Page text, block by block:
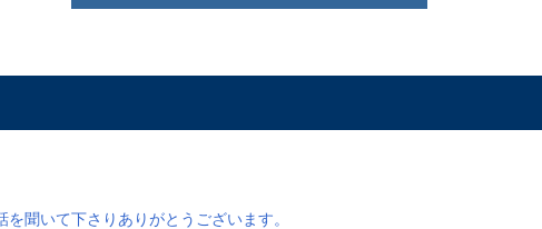
聞いて下さりありがとうございます。